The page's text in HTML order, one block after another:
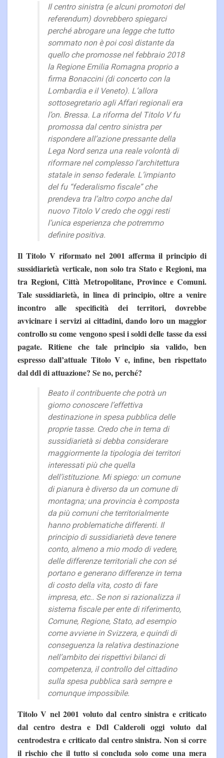
Il centro sinistra (e alcuni promotori del
referendum) dovrebbero spiegarci
perché abrogare una legge che tutto
sommato non è poi così distante da
quello che promosse nel febbraio 2018
la Regione Emilia Romagna proprio a
firma Bonaccini (di concerto con la
Lombardia e il Veneto). L’allora
sottosegretario agli Affari regionali era
l’on. Bressa. La riforma del Titolo V fu
promossa dal centro sinistra per
rispondere all’azione pressante della
Lega Nord senza una reale volontà di
riformare nel complesso l’architettura
statale in senso federale. L’impianto
del fu “federalismo fiscale” che
prendeva tra l’altro corpo anche dal
nuovo Titolo V credo che oggi resti
l’unica esperienza che potremmo
definire positiva.
Il Titolo V riformato nel 2001 afferma il principio di
sussidiarietà verticale, non solo tra Stato e Regioni, ma
tra Regioni, Città Metropolitane, Province e Comuni.
Tale sussidiarietà, in linea di principio, oltre a venire
incontro alle specificità dei territori, dovrebbe
avvicinare i servizi ai cittadini, dando loro un maggior
controllo su come vengono spesi i soldi delle tasse da essi
pagate. Ritiene che tale principio sia valido, ben
espresso dall’attuale Titolo V e, infine, ben rispettato
dal ddl di attuazione? Se no, perché?
Beato il contribuente che potrà un
giorno conoscere l’effettiva
destinazione in spesa pubblica delle
proprie tasse. Credo che in tema di
sussidiarietà si debba considerare
maggiormente la tipologia dei territori
interessati più che quella
dell’istituzione. Mi spiego: un comune
di pianura è diverso da un comune di
montagna; una provincia è composta
da più comuni che territorialmente
hanno problematiche differenti. Il
principio di sussidiarietà deve tenere
conto, almeno a mio modo di vedere,
delle differenze territoriali che con sé
portano e generano differenze in tema
di costo della vita, costo di fare
impresa, etc.. Se non si razionalizza il
sistema fiscale per ente di riferimento,
Comune, Regione, Stato, ad esempio
come avviene in Svizzera, e quindi di
conseguenza la relativa destinazione
nell’ambito dei rispettivi bilanci di
competenza, il controllo del cittadino
sulla spesa pubblica sarà sempre e
comunque impossibile.
Titolo V nel 2001 voluto dal centro sinistra e criticato
dal centro destra e Ddl Calderoli oggi voluto dal
centrodestra e criticato dal centro sinistra. Non si corre
il rischio che il tutto si concluda solo come una mera